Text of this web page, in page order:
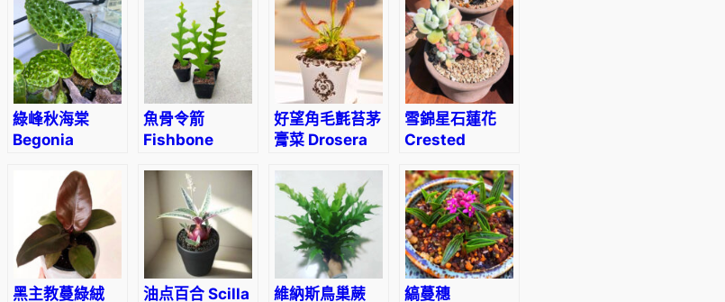
i
d
(
K
a
l
n
c
h
o
e
a
綠峰秋海棠
Begonia
var Green
(Vietnam
ferox)
魚骨令箭
Fishbone
(Epiphyllum
anguliger)
好望角毛氈苔茅
膏菜 Drosera
(Cape
sundew)
雪錦星石蓮花
Crested
Plant
(Echeveria
pulvinata
‘Frosty
crested’) (直
徑4-5cm)
黑主教蔓綠絨
油点百合 Scilla
維納斯鳥巢蕨
縞蔓穗